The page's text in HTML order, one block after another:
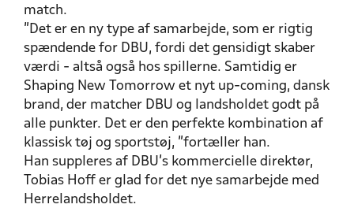
match.
”Det er en ny type af samarbejde, som er rigtig
spændende for DBU, fordi det gensidigt skaber
værdi - altså også hos spillerne. Samtidig er
Shaping New Tomorrow et nyt up-coming, dansk
brand, der matcher DBU og landsholdet godt på
alle punkter. Det er den perfekte kombination af
klassisk tøj og sportstøj, ”fortæller han.
Han suppleres af DBU’s kommercielle direktør,
Tobias Hoff er glad for det nye samarbejde med
Herrelandsholdet.